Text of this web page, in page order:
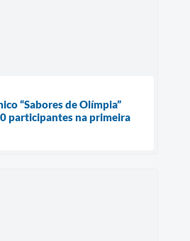
“Sabores de Olímpia”
participantes na primeira